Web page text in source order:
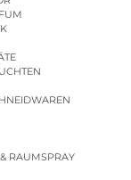
RAUMSPRAY